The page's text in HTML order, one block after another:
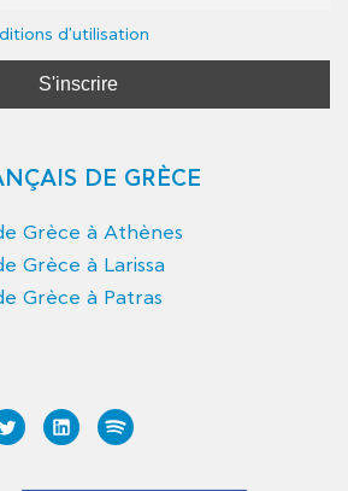
d'utilisation
DE GRÈCE
Grèce à Athènes
Grèce à Larissa
Grèce à Patras